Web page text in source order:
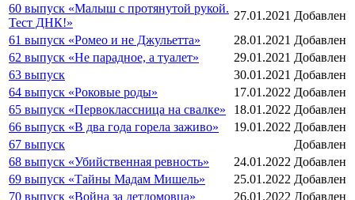
60 выпуск «Малыш с протянутой рукой.
Тест ДНК!»
27.01.2021 Добавлен
61 выпуск «Ромео и не Джульетта»
28.01.2021 Добавлен
62 выпуск «Не парадное, а туалет»
29.01.2021 Добавлен
63 выпуск
30.01.2021 Добавлен
64 выпуск «Роковые роды»
17.01.2022 Добавлен
65 выпуск «Первоклассница на свалке»
18.01.2022 Добавлен
66 выпуск «В два года горела заживо»
19.01.2022 Добавлен
67 выпуск
Добавлен
68 выпуск «Убийственная ревность»
24.01.2022 Добавлен
69 выпуск «Тайны Мадам Мишель»
25.01.2022 Добавлен
70 выпуск «Война за детдомовца»
26.01.2022 Добавлен